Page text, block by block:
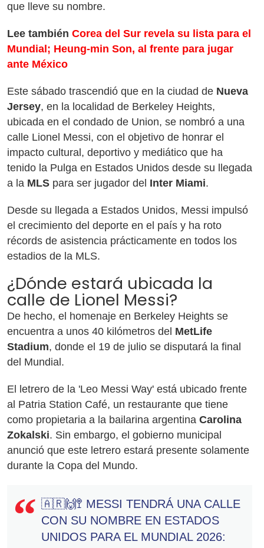
que lleve su nombre.
Lee también Corea del Sur revela su lista para el
Mundial; Heung-min Son, al frente para jugar
ante México
Este sábado trascendió que en la ciudad de Nueva
Jersey, en la localidad de Berkeley Heights,
ubicada en el condado de Union, se nombró a una
calle Lionel Messi, con el objetivo de honrar el
impacto cultural, deportivo y mediático que ha
tenido la Pulga en Estados Unidos desde su llegada
a la MLS para ser jugador del Inter Miami.
Desde su llegada a Estados Unidos, Messi impulsó
el crecimiento del deporte en el país y ha roto
récords de asistencia prácticamente en todos los
estadios de la MLS.
¿Dónde estará ubicada la
calle de Lionel Messi?
De hecho, el homenaje en Berkeley Heights se
encuentra a unos 40 kilómetros del MetLife
Stadium, donde el 19 de julio se disputará la final
del Mundial.
El letrero de la 'Leo Messi Way' está ubicado frente
al Patria Station Café, un restaurante que tiene
como propietaria a la bailarina argentina Carolina
Zokalski. Sin embargo, el gobierno municipal
anunció que este letrero estará presente solamente
durante la Copa del Mundo.
🇦🇷🙌🚏 MESSI TENDRÁ UNA CALLE
CON SU NOMBRE EN ESTADOS
UNIDOS PARA EL MUNDIAL 2026: